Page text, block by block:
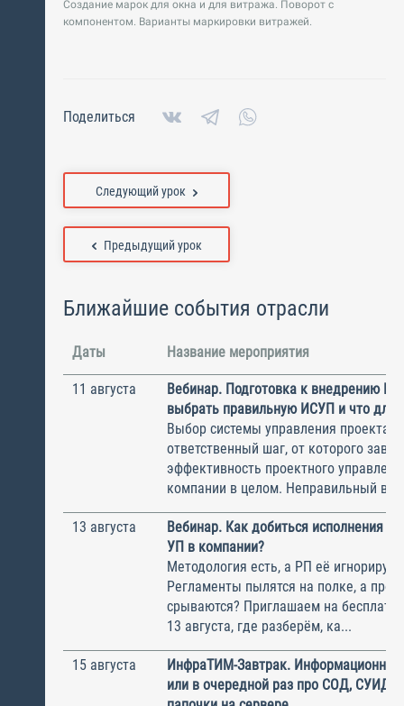
Создание марок для окна и для витража. Поворот с
компонентом. Варианты маркировки витражей.
Поделиться
Предыдущий урок
Следующий урок
Ближайшие события отрасли
Даты Название мероприятия
11 августа
Вебинар. Подготовка к внедрению
выбрать правильную ИСУП и что для
Выбор системы управления
ответственный шаг, от которого
эффективность проектного
компании в целом. Неправильный
13 августа
Вебинар. Как добиться исполнения
УП в компании?
Методология есть, а РП её
Регламенты пылятся на полке, а
срываются? Приглашаем на
13 августа, где разберём, ка...
15 августа
ИнфраТИМ-Завтрак.
или в очередной раз про СОД, СУИД и